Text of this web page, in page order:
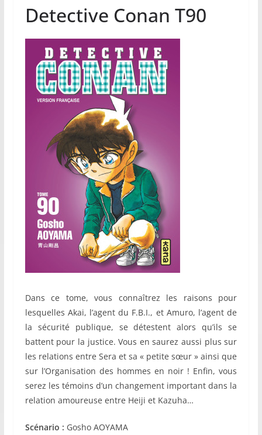
Detective Conan T90
Dans ce tome, vous connaîtrez les raisons pour
lesquelles Akai, l’agent du F.B.I., et Amuro, l’agent de
la sécurité publique, se détestent alors qu’ils se
battent pour la justice. Vous en saurez aussi plus sur
les relations entre Sera et sa « petite sœur » ainsi que
sur l’Organisation des hommes en noir ! Enfin, vous
serez les témoins d’un changement important dans la
relation amoureuse entre Heiji et Kazuha…
Scénario : Gosho AOYAMA